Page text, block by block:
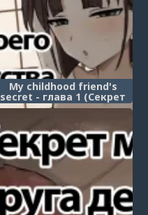
My childhood friend's
secret - глава 1 (Секрет
моего друга детства)